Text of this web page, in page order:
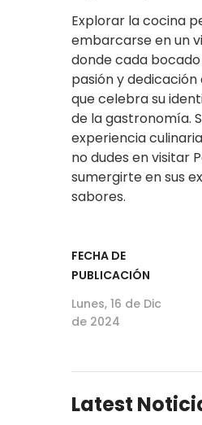
Explorar la cocina
embarcarse en un
donde cada
pasión y dedicación
que celebra su
de la gastronomía.
experiencia
no dudes en visitar
sumergirte en sus
sabores.
FECHA DE
PUBLICACIÓN
Lunes, 16 de Dic
de 2024
Latest